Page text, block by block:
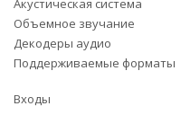
Акустическая система
Объемное звучание
Декодеры аудио
Поддерживаемые форматы
Входы